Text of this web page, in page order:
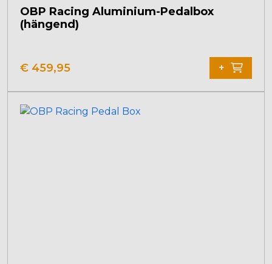
OBP Racing Aluminium-Pedalbox
(hängend)
€ 459,95 +